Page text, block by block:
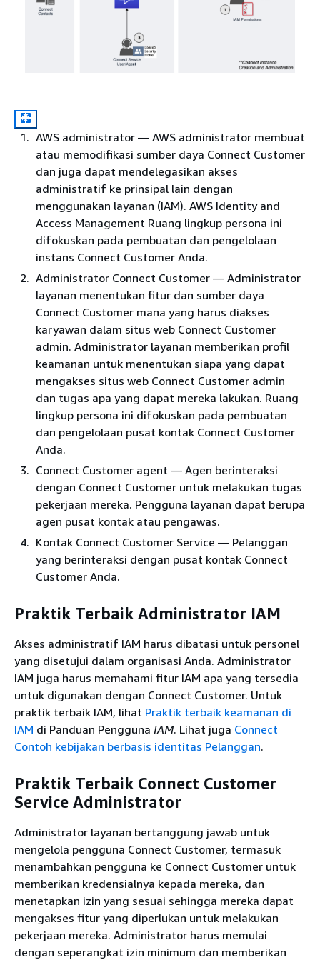
AWS administrator — AWS administrator membuat
atau memodifikasi sumber daya Connect Customer
dan juga dapat mendelegasikan akses
administratif ke prinsipal lain dengan
menggunakan layanan (IAM). AWS Identity and
Access Management Ruang lingkup persona ini
difokuskan pada pembuatan dan pengelolaan
instans Connect Customer Anda.
Administrator Connect Customer — Administrator
layanan menentukan fitur dan sumber daya
Connect Customer mana yang harus diakses
karyawan dalam situs web Connect Customer
admin. Administrator layanan memberikan profil
keamanan untuk menentukan siapa yang dapat
mengakses situs web Connect Customer admin
dan tugas apa yang dapat mereka lakukan. Ruang
lingkup persona ini difokuskan pada pembuatan
dan pengelolaan pusat kontak Connect Customer
Anda.
Connect Customer agent — Agen berinteraksi
dengan Connect Customer untuk melakukan tugas
pekerjaan mereka. Pengguna layanan dapat berupa
agen pusat kontak atau pengawas.
Kontak Connect Customer Service — Pelanggan
yang berinteraksi dengan pusat kontak Connect
Customer Anda.
Praktik Terbaik Administrator IAM
Akses administratif IAM harus dibatasi untuk personel
yang disetujui dalam organisasi Anda. Administrator
IAM juga harus memahami fitur IAM apa yang tersedia
untuk digunakan dengan Connect Customer. Untuk
praktik terbaik IAM, lihat Praktik terbaik keamanan di
IAM di Panduan Pengguna IAM. Lihat juga Connect
Contoh kebijakan berbasis identitas Pelanggan.
Praktik Terbaik Connect Customer
Service Administrator
Administrator layanan bertanggung jawab untuk
mengelola pengguna Connect Customer, termasuk
menambahkan pengguna ke Connect Customer untuk
memberikan kredensialnya kepada mereka, dan
menetapkan izin yang sesuai sehingga mereka dapat
mengakses fitur yang diperlukan untuk melakukan
pekerjaan mereka. Administrator harus memulai
dengan seperangkat izin minimum dan memberikan